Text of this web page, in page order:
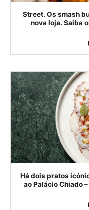
Street. Os smash
nova loja. Saiba
Há dois pratos
ao Palácio Chiado